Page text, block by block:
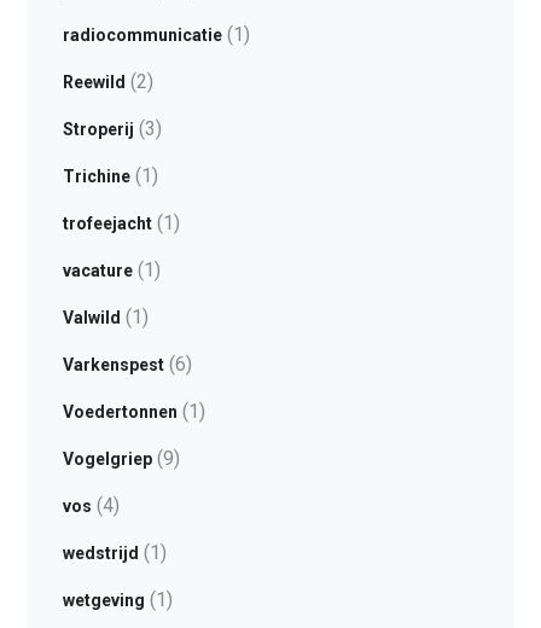
radiocommunicatie(1)
Reewild (2)
Stroperij (3)
Trichine(1)
trofeejacht(1)
vacature(1)
Valwild (1)
Varkenspest(6)
Voedertonnen (1)
Vogelgriep(9)
vos (4)
wedstrijd (1)
wetgeving (1)